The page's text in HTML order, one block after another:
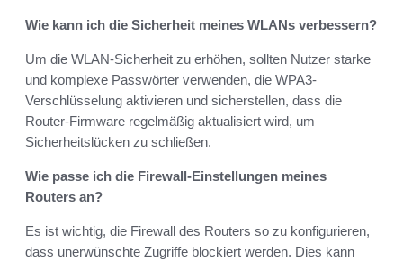
Wie kann ich die Sicherheit meines WLANs verbessern?
Um die WLAN-Sicherheit zu erhöhen, sollten Nutzer starke
und komplexe Passwörter verwenden, die WPA3-
Verschlüsselung aktivieren und sicherstellen, dass die
Router-Firmware regelmäßig aktualisiert wird, um
Sicherheitslücken zu schließen.
Wie passe ich die Firewall-Einstellungen meines
Routers an?
Es ist wichtig, die Firewall des Routers so zu konfigurieren,
dass unerwünschte Zugriffe blockiert werden. Dies kann